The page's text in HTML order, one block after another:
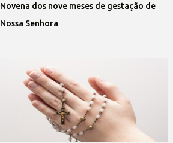
Novena dos nove meses de gestação de
Nossa Senhora